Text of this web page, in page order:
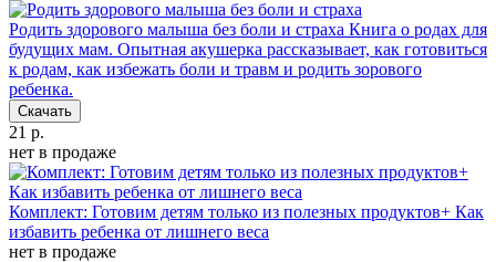
Родить здорового малыша без боли и страха Книга о родах для
будущих мам. Опытная акушерка рассказывает, как готовиться
к родам, как избежать боли и травм и родить зорового
ребенка.
Скачать
21 р.
нет в продаже
Комплект: Готовим детям только из полезных продуктов+ Как
избавить ребенка от лишнего веса
нет в продаже